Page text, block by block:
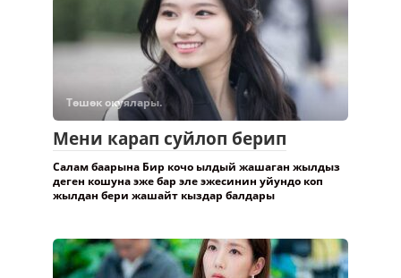
Төшөк окуялары.
Мени карап суйлоп берип
Салам баарына Бир кочо ылдый жашаган жылдыз
деген кошуна эже бар эле эжесинин уйундо коп
жылдан бери жашайт кыздар балдары